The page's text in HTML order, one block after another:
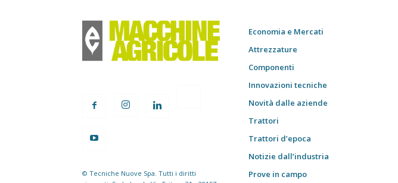
© Tecniche Nuove Spa. Tutti i diritti
Economia e Mercati
Attrezzature
Componenti
Innovazioni tecniche
Novità dalle aziende
Trattori
Trattori d’epoca
Notizie dall’industria
Prove in campo